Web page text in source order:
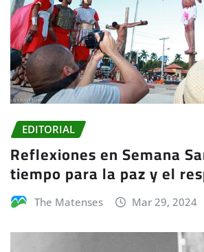
EDITORIAL
Reflexiones en Semana
tiempo para la paz y el
The Matenses Mar 29, 2024